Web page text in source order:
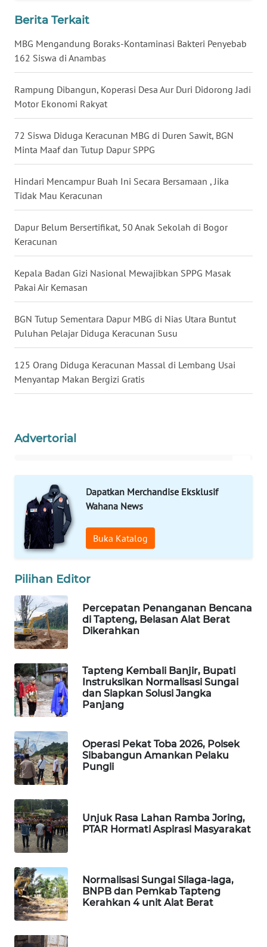
Berita Terkait
MBG Mengandung Boraks-Kontaminasi Bakteri Penyebab
162 Siswa di Anambas
Rampung Dibangun, Koperasi Desa Aur Duri Didorong Jadi
Motor Ekonomi Rakyat
72 Siswa Diduga Keracunan MBG di Duren Sawit, BGN
Minta Maaf dan Tutup Dapur SPPG
Hindari Mencampur Buah Ini Secara Bersamaan , Jika
Tidak Mau Keracunan
Dapur Belum Bersertifikat, 50 Anak Sekolah di Bogor
Keracunan
Kepala Badan Gizi Nasional Mewajibkan SPPG Masak
Pakai Air Kemasan
BGN Tutup Sementara Dapur MBG di Nias Utara Buntut
Puluhan Pelajar Diduga Keracunan Susu
125 Orang Diduga Keracunan Massal di Lembang Usai
Menyantap Makan Bergizi Gratis
Advertorial
Dapatkan Merchandise Eksklusif
Wahana News
Buka Katalog
Pilihan Editor
Percepatan Penanganan Bencana
di Tapteng, Belasan Alat Berat
Dikerahkan
Tapteng Kembali Banjir, Bupati
Instruksikan Normalisasi Sungai
dan Siapkan Solusi Jangka
Panjang
Operasi Pekat Toba 2026, Polsek
Sibabangun Amankan Pelaku
Pungli
Unjuk Rasa Lahan Ramba Joring,
PTAR Hormati Aspirasi Masyarakat
Normalisasi Sungai Silaga-laga,
BNPB dan Pemkab Tapteng
Kerahkan 4 unit Alat Berat
WN
KALTARA
WN
WN
WN
SULUT
WN
MALUKU
WN
MALUT
WN
DAIRI
DANAU
WN
LANGKAT
TAPANULI
SELATAN
WN
TANJUNG
LESUNG
WN
KARO
SIMALUNGUN
WN
LABUHANBATU
WN
TAPANULI
TENGAH
WN DELI
SERDANG
WN
TINGGI